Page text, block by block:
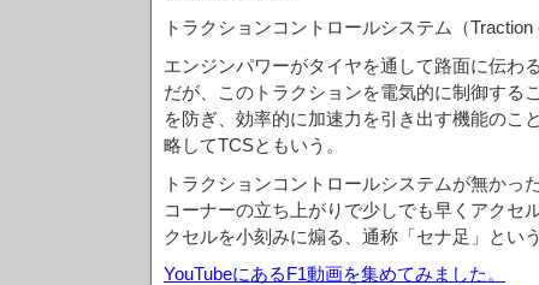
トラクションコントロールシステム（
エンジンパワーがタイヤを通して路面に伝わ
だが、このトラクションを電気的に制御する
を防ぎ、効率的に加速力を引き出す機能のこ
略してTCSともいう。
トラクションコントロールシステムが無かっ
コーナーの立ち上がりで少しでも早くアクセ
クセルを小刻みに煽る、通称「セナ足」とい
YouTubeにあるF1動画を集めてみました。